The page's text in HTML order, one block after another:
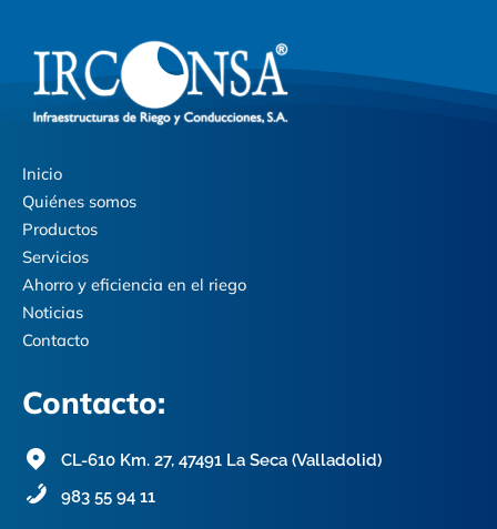
Inicio
Quiénes somos
Productos
Servicios
Ahorro y eficiencia en el riego
Noticias
Contacto
Contacto:
CL-610 Km. 27, 47491 La Seca (Valladolid)
983 55 94 11